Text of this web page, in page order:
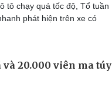
tô chạy quá tốc độ, Tổ tuần
phát hiện trên xe có
và 20.000 viên ma túy